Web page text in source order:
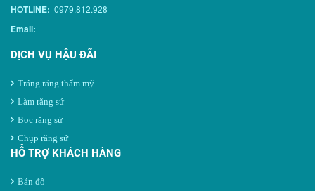
HOTLINE: 0979.812.928
Email:
DỊCH VỤ HẬU ĐÃI
Tráng răng thẩm mỹ
Làm răng sứ
Bọc răng sứ
Chụp răng sứ
HỖ TRỢ KHÁCH HÀNG
Bản đồ